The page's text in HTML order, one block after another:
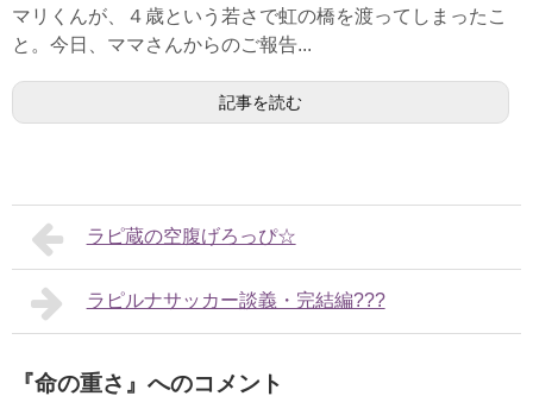
マリくんが、４歳という若さで虹の橋を渡ってしまったこ
と。今日、ママさんからのご報告...
記事を読む
ラピ蔵の空腹げろっぴ☆
ラピルナサッカー談義・完結編???
『命の重さ』へのコメント